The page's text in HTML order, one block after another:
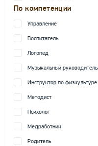
По компетенции
Управление
Воспитатель
Логопед
Музыкальный руководитель
Инструктор по физкультуре
Методист
Психолог
Медработник
Родитель